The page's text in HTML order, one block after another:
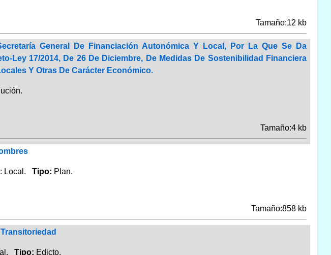
Tamaño:12 kb
General De Financiación Autonómica Y Local, Por La Que Se Da
Ley 17/2014, De 26 De Diciembre, De Medidas De Sostenibilidad Financiera
Y Otras De Carácter Económico.
Tamaño:4 kb
: Local. Tipo: Plan.
Tamaño:858 kb
Tipo: Edicto.